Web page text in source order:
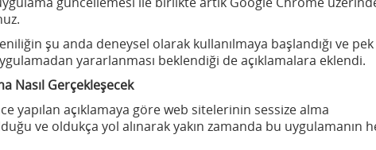
şu anda deneysel olarak kullanılmaya başlandığı ve pek
yararlanması beklendiği de açıklamalara eklendi.
Nasıl Gerçekleşecek
yapılan açıklamaya göre web sitelerinin sessize alma
ve oldukça yol alınarak yakın zamanda bu uygulamanın